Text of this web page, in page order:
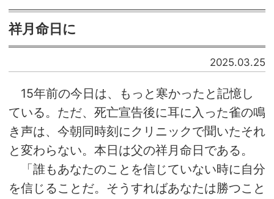
祥月命日に
2025.03.25
15年前の今日は、もっと寒かったと記憶し
ている。ただ、死亡宣告後に耳に入った雀の鳴
き声は、今朝同時刻にクリニックで聞いたそれ
と変わらない。本日は父の祥月命日である。
「誰もあなたのことを信じていない時に自分
を信じることだ。そうすればあなたは勝つこと